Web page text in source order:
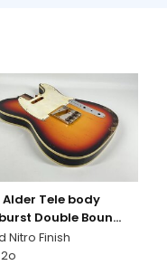
Alder Tele body
Double Boun...
Nitro Finish